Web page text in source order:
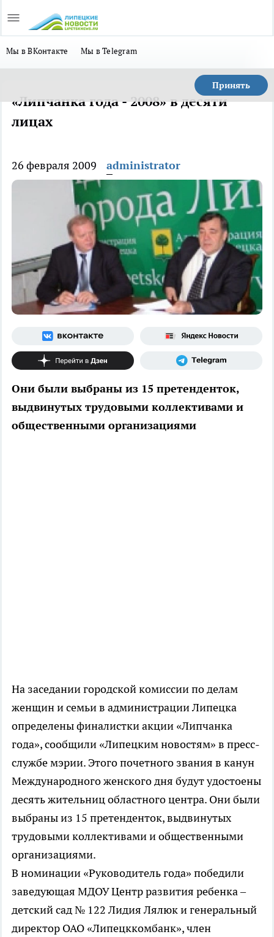
Мы в ВКонтакте Мы в Telegram
Принять
«Липчанка года - 2008» в десяти
лицах
26 февраля 2009 administrator
Они были выбраны из 15 претенденток,
выдвинутых трудовыми коллективами и
общественными организациями
На заседании городской комиссии по делам
женщин и семьи в администрации Липецка
определены финалистки акции «Липчанка
года», сообщили «Липецким новостям» в пресс-
службе мэрии. Этого почетного звания в канун
Международного женского дня будут удостоены
десять жительниц областного центра. Они были
выбраны из 15 претенденток, выдвинутых
трудовыми коллективами и общественными
организациями.
В номинации «Руководитель года» победили
заведующая МДОУ Центр развития ребенка –
детский сад № 122 Лидия Лялюк и генеральный
директор ОАО «Липецккомбанк», член